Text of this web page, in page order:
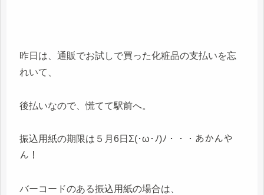
昨日は、通販でお試しで買った化粧品の支払いを忘
れいて、
後払いなので、慌てて駅前へ。
振込用紙の期限は５月6日Σ(･ω･ﾉ)ﾉ・・・あかんや
ん！
バーコードのある振込用紙の場合は、